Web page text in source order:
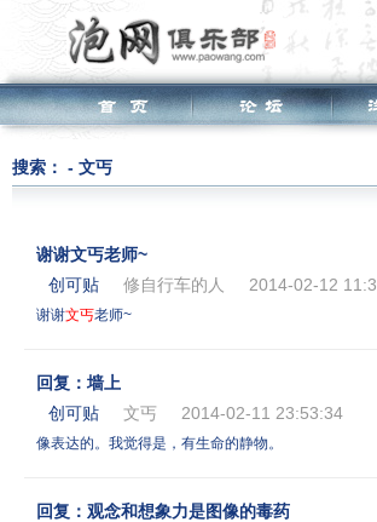
搜索： - 文丐
谢谢文丐老师~
创可贴
修自行车的人 2014-02-12
谢谢文丐老师~
回复：墙上
创可贴
文丐 2014-02-11 23:53:34
像表达的。我觉得是，有生命的静物。
回复：观念和想象力是图像的毒药